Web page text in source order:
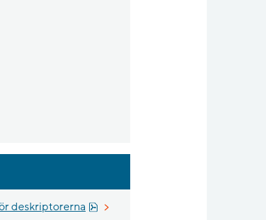
deskriptorerna Pdf, 560.5 kB, öppnas i nytt fönster.